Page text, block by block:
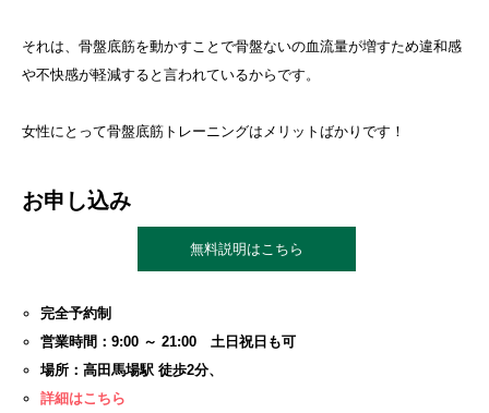
それは、骨盤底筋を動かすことで骨盤ないの血流量が増すため違和感
や不快感が軽減すると言われているからです。
女性にとって骨盤底筋トレーニングはメリットばかりです！
お申し込み
無料説明はこちら
完全予約制
営業時間：9:00 ～ 21:00 土日祝日も可
場所：高田馬場駅 徒歩2分、
詳細はこちら